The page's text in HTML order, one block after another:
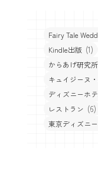
Fairy Tale
Kindle出版 (1)
からあげ研究所
キュイジーヌ
ディズニーホ
レストラン (6)
東京ディズニ